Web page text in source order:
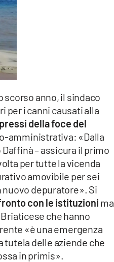
scorso anno, il sindaco
per i canni causati alla
della foce del
amministrativa: «Dalla
– assicura il primo
per tutte la vicenda
amovibile per sei
depuratore». Si
con le istituzioni ma
che hanno
«è una emergenza
tutela delle aziende che
in primis».